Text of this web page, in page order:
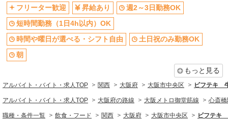
短時間勤務（1日4h以内）OK
交通費支給
社員登用あり
フリーター歓迎
昇給あり
週2～3日勤務OK
短時間勤務（1日4h以内）OK
時間や曜日が選べる・シフト自由
土日祝のみ勤務OK
朝
もっと見る
アルバイト・バイト・求人TOP 関西 大阪府 大阪市中央区 ビフテキ
アルバイト・バイト・求人TOP 大阪府の路線 大阪メトロ御堂筋線 心斎
職種・条件一覧 飲食・フード 関西 大阪府 大阪市中央区 ビフテキ